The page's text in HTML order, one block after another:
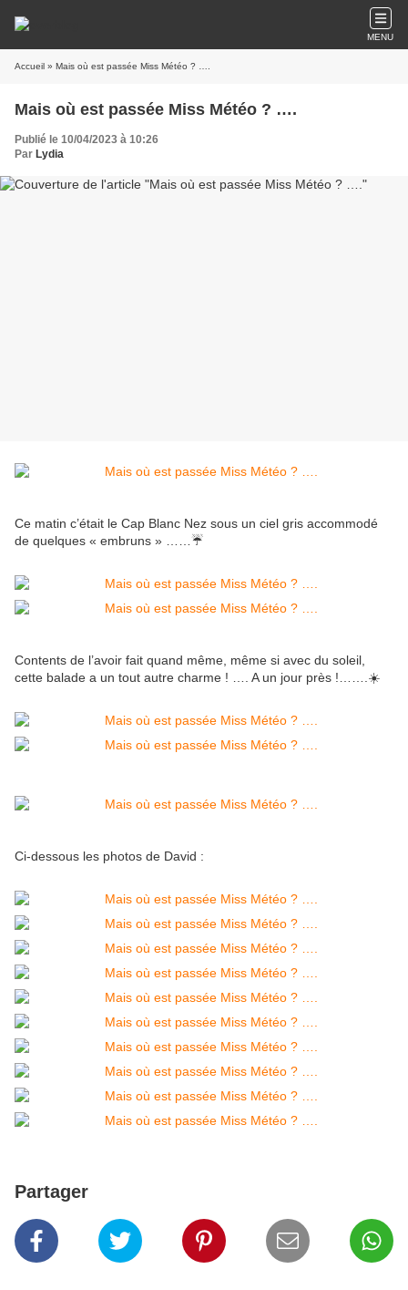
MENU
Accueil » Mais où est passée Miss Météo ? ….
Mais où est passée Miss Météo ? ….
Publié le 10/04/2023 à 10:26
Par Lydia
Ce matin c’était le Cap Blanc Nez sous un ciel gris accommodé
de quelques « embruns » ……☔️
Contents de l’avoir fait quand même, même si avec du soleil,
cette balade a un tout autre charme ! …. A un jour près !…….☀️
Ci-dessous les photos de David :
Partager